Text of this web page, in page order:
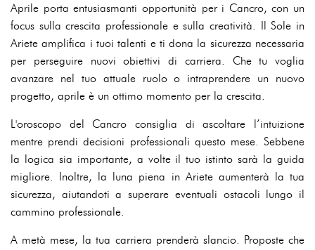
Aprile porta entusiasmanti opportunità per i Cancro, con un
focus sulla crescita professionale e sulla creatività. Il Sole in
Ariete amplifica i tuoi talenti e ti dona la sicurezza necessaria
per perseguire nuovi obiettivi di carriera. Che tu voglia
avanzare nel tuo attuale ruolo o intraprendere un nuovo
progetto, aprile è un ottimo momento per la crescita.
L'oroscopo del Cancro consiglia di ascoltare l’intuizione
mentre prendi decisioni professionali questo mese. Sebbene
la logica sia importante, a volte il tuo istinto sarà la guida
migliore. Inoltre, la luna piena in Ariete aumenterà la tua
sicurezza, aiutandoti a superare eventuali ostacoli lungo il
cammino professionale.
A metà mese, la tua carriera prenderà slancio. Proposte che